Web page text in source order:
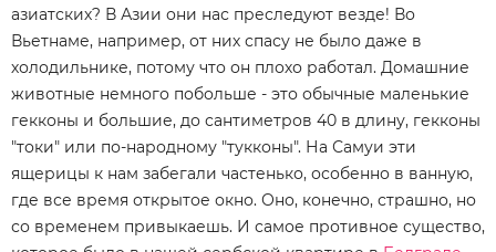
азиатских? В Азии они нас преследуют везде! Во
Вьетнаме, например, от них спасу не было даже в
холодильнике, потому что он плохо работал. Домашние
животные немного побольше - это обычные маленькие
гекконы и большие, до сантиметров 40 в длину, гекконы
"токи" или по-народному "тукконы". На Самуи эти
ящерицы к нам забегали частенько, особенно в ванную,
где все время открытое окно. Оно, конечно, страшно, но
со временем привыкаешь. И самое противное существо,